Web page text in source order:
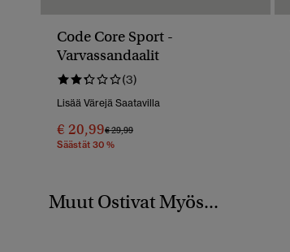
Code Core Sport -
Varvassandaalit
(3)
Lisää Värejä Saatavilla
€ 20,99Hinta Alennettu Hinnasta
€ 29,99Hintaan
Säästät 30 %
Muut Ostivat Myös...